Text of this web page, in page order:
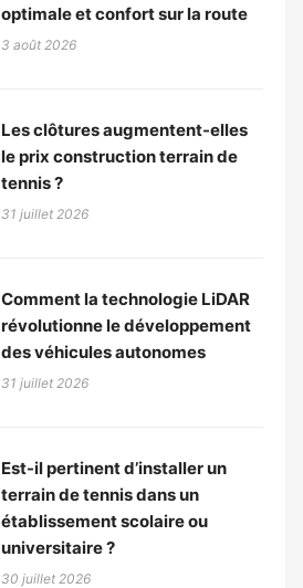
optimale et confort sur la route
3 août 2026
Les clôtures augmentent-elles
le prix construction terrain de
tennis ?
31 juillet 2026
Comment la technologie LiDAR
révolutionne le développement
des véhicules autonomes
31 juillet 2026
Est-il pertinent d’installer un
terrain de tennis dans un
établissement scolaire ou
universitaire ?
30 juillet 2026